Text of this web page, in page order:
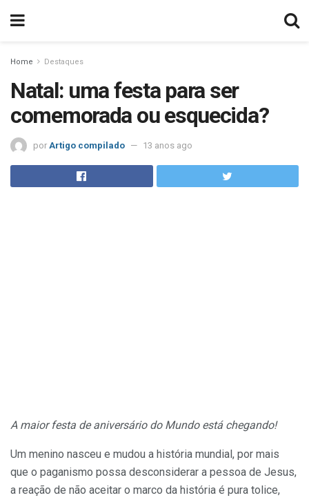
Home Destaques
Natal: uma festa para ser
comemorada ou esquecida?
por Artigo compilado 13 anos ago
A maior festa de aniversário do Mundo está chegando!
Um menino nasceu e mudou a história mundial, por mais
que o paganismo possa desconsiderar a pessoa de Jesus,
a reação de não aceitar o marco da história é pura tolice,